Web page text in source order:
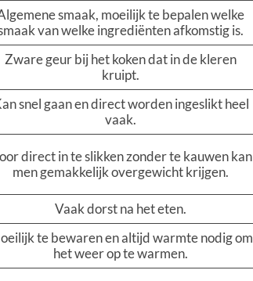
smaak, moeilijk te bepalen welke
van welke ingrediënten afkomstig is.
Zware geur bij het koken dat in de kleren
kruipt.
snel gaan en direct worden ingeslikt heel
vaak.
direct in te slikken zonder te kauwen kan
men gemakkelijk overgewicht krijgen.
Vaak dorst na het eten.
te bewaren en altijd warmte nodig om
het weer op te warmen.